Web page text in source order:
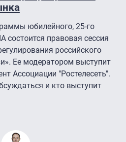
юбилейного, 25-го
состоится правовая сессия
российского
Ее модератором выступит
Ассоциации "Ростелесеть".
и кто выступит